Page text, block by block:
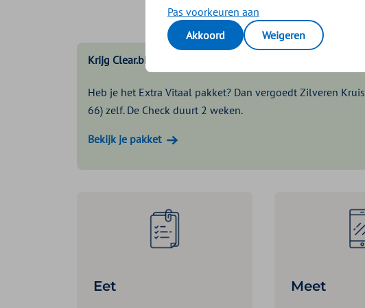
Krijg Clear.bio vergoed met Zilveren Kruis Extra Vitaal
Heb je het Extra Vitaal pakket? Dan vergoedt Zilveren
66) zelf. De Check duurt 2 weken.
Bekijk je pakket
Eet Meet
Pas voorkeuren aan
Akkoord
Weigeren